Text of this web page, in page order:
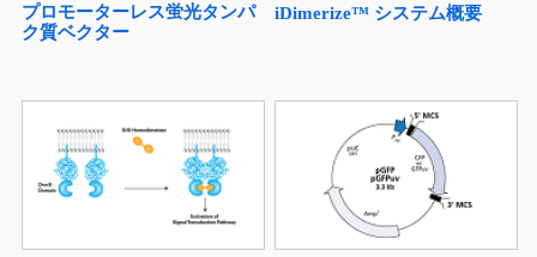
プロモーターレス蛍光タンパ
ク質ベクター
iDimerize™ システム概要